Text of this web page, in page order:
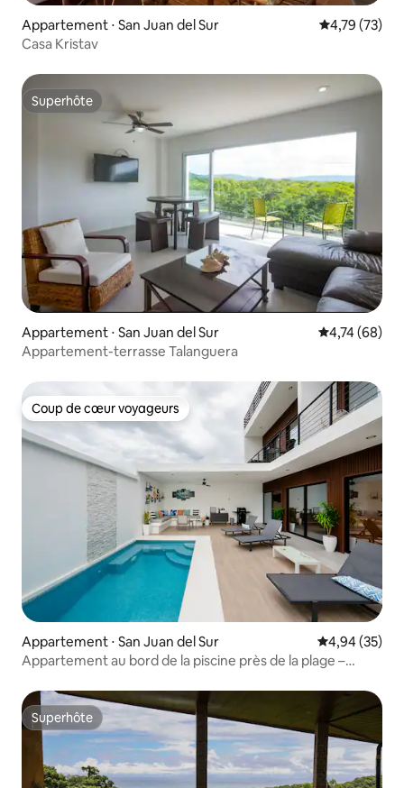
Appartement ⋅ San Juan del Sur Évaluation
4,79 (73)
Casa Kristav
Superhôte
Superhôte
Appartement ⋅ San Juan del Sur Évaluation
4,74 (68)
Appartement-terrasse Talanguera
Coup de cœur voyageurs
Coup de cœur voyageurs
Appartement ⋅ San Juan del Sur Évaluation
4,94 (35)
Appartement au bord de la piscine près de la plage –
Superhôte
Superhôte